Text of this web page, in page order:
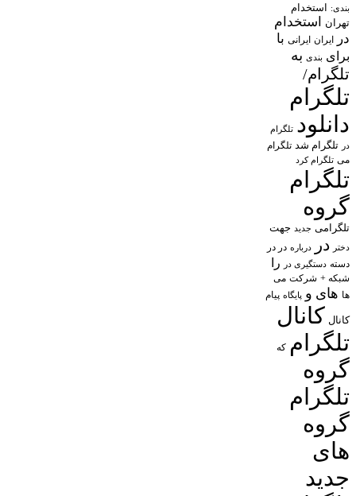
بندی: استخدام
تهران
استخدام
در
ایران ایرانی با
برای بندی به
تلگرام/
تلگرام
دانلود تلگرام
در تلگرام شد تلگرام
می تلگرام کرد
تلگرام
گروه
تلگرامی جدید جهت
دختر در درباره در در
دسته دستگیری در را
شبکه + شرکت می
ها های و پایگاه پیام
کانال کانال
تلگرام که
گروه
تلگرام
گروه
های
جدید